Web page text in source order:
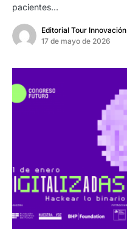
pacientes…
Editorial Tour Innovación
17 de mayo de 2026